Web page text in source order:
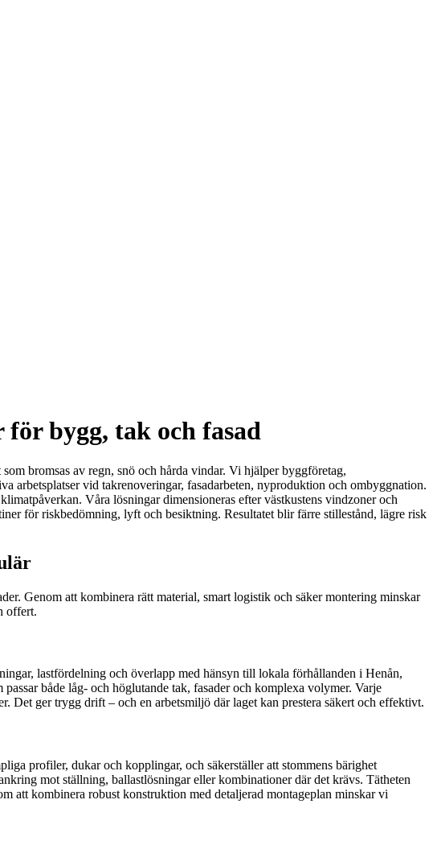
bygg, tak och fasad
bromsas av regn, snö och hårda vindar. Vi hjälper byggföretag,
arbetsplatser vid takrenoveringar, fasadarbeten, nyproduktion och ombyggnation.
Våra lösningar dimensioneras efter västkustens vindzoner och
för riskbedömning, lyft och besiktning. Resultatet blir färre stillestånd, lägre risk
Genom att kombinera rätt material, smart logistik och säker montering minskar
offert.
lastfördelning och överlapp med hänsyn till lokala förhållanden i Henån,
både låg- och höglutande tak, fasader och komplexa volymer. Varje
Det ger trygg drift – och en arbetsmiljö där laget kan prestera säkert och effektivt.
profiler, dukar och kopplingar, och säkerställer att stommens bärighet
mot ställning, ballastlösningar eller kombinationer där det krävs. Tätheten
att kombinera robust konstruktion med detaljerad montageplan minskar vi